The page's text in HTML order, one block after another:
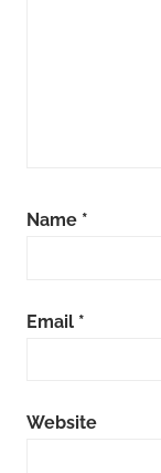
Name *
Email *
Website